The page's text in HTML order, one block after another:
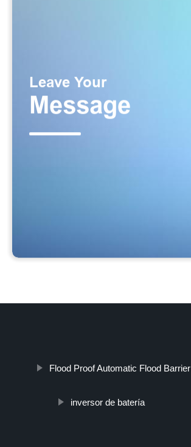
Flood Proof Automatic Flood Barrier
inversor de batería